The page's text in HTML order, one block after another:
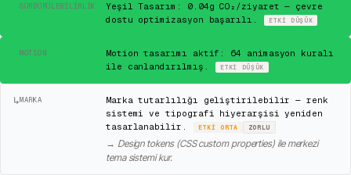
SÜRDÜRÜLEBILIRLIK
Yeşil Tasarım: 0.04g CO₂/ziyaret — çevre
dostu optimizasyon başarılı.
ETKI DÜŞÜK
MOTION
Motion tasarımı aktif: 64 animasyon kuralı
ile canlandırılmış.
ETKI DÜŞÜK
↳MARKA
Marka tutarlılığı geliştirilebilir — renk
sistemi ve tipografi hiyerarşisi yeniden
tasarlanabilir.
ETKIORTA ZORLU
→ Design tokens (CSS custom properties) ile merkezi
tema sistemi kur.